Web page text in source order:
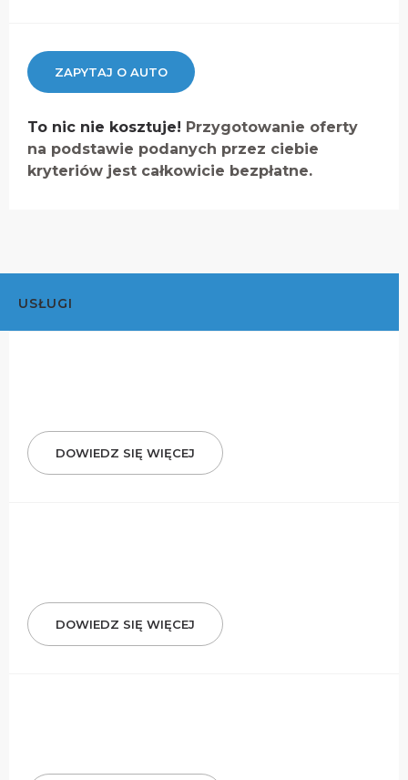
ZAPYTAJ O AUTO
To nic nie kosztuje! Przygotowanie oferty
na podstawie podanych przez ciebie
kryteriów jest całkowicie bezpłatne.
USŁUGI
DOWIEDZ SIĘ WIĘCEJ
DOWIEDZ SIĘ WIĘCEJ